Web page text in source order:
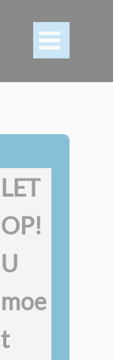

LET
OP!
U
moe
t